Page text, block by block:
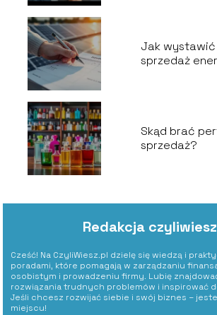
Jak
sprzedaż
Skąd brać
sprzedaż?
Redakcja
Cześć! Na CzyliWiesz.pl dzielę się wiedzą i
poradami, które pomagają w zarządzaniu
osobistym i prowadzeniu firmy. Lubię
rozwiązania trudnych problemów i inspirować
Jeśli chcesz rozwijać siebie i swój biznes –
miejscu!